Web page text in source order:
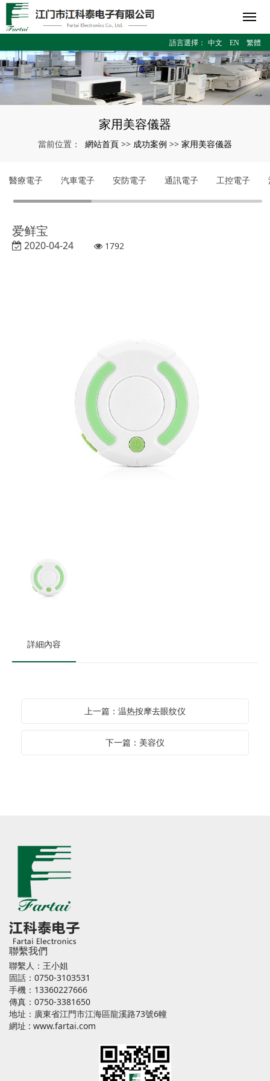
語言選擇： 中文 EN 繁體
家用美容儀器
當前位置： 網站首頁 >> 成功案例 >> 家用美容儀器
醫療電子 汽車電子 安防電子 通訊電子 工控電子
爱鲜宝
2020-04-24 1792
詳細內容
上一篇：温热按摩去眼纹仪
下一篇：美容仪
聯繫我們
聯繫人：王小姐
固話：0750-3103531
手機：13360227666
傳真：0750-3381650
地址：廣東省江門市江海區龍溪路73號6幢
網址 : www.fartai.com